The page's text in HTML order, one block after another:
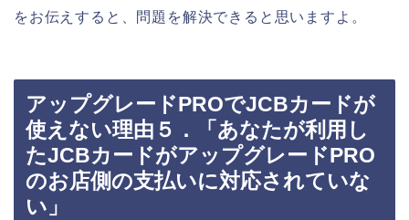
をお伝えすると、問題を解決できると思いますよ。
アップグレードPROでJCBカードが
使えない理由５．「あなたが利用し
たJCBカードがアップグレードPRO
のお店側の支払いに対応されていな
い」